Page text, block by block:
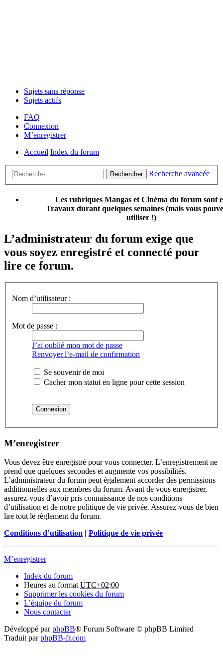
Sujets sans réponse
Sujets actifs
FAQ
Connexion
M’enregistrer
Accueil Index du forum
Rechercher Recherche avancée
Les rubriques Mangas et Cinéma du forum sont
Travaux durant quelques semaines (mais vous
utiliser !)
L’administrateur du forum exige que
vous soyez enregistré et connecté pour
lire ce forum.
Nom d’utilisateur :
Mot de passe :
J’ai oublié mon mot de passe
Renvoyer l’e-mail de confirmation
Se souvenir de moi
Cacher mon statut en ligne pour cette session
M’enregistrer
Vous devez être enregistré pour vous connecter. L’enregistrement ne
prend que quelques secondes et augmente vos possibilités.
L’administrateur du forum peut également accorder des permissions
additionnelles aux membres du forum. Avant de vous enregistrer,
assurez-vous d’avoir pris connaissance de nos conditions
d’utilisation et de notre politique de vie privée. Assurez-vous de bien
lire tout le règlement du forum.
Conditions d’utilisation | Politique de vie privée
M’enregistrer
Index du forum
Heures au formatUTC+02:00
Supprimer les cookies du forum
L’équipe du forum
Nous contacter
Développé parphpBB® Forum Software © phpBB Limited
Traduit parphpBB-fr.com